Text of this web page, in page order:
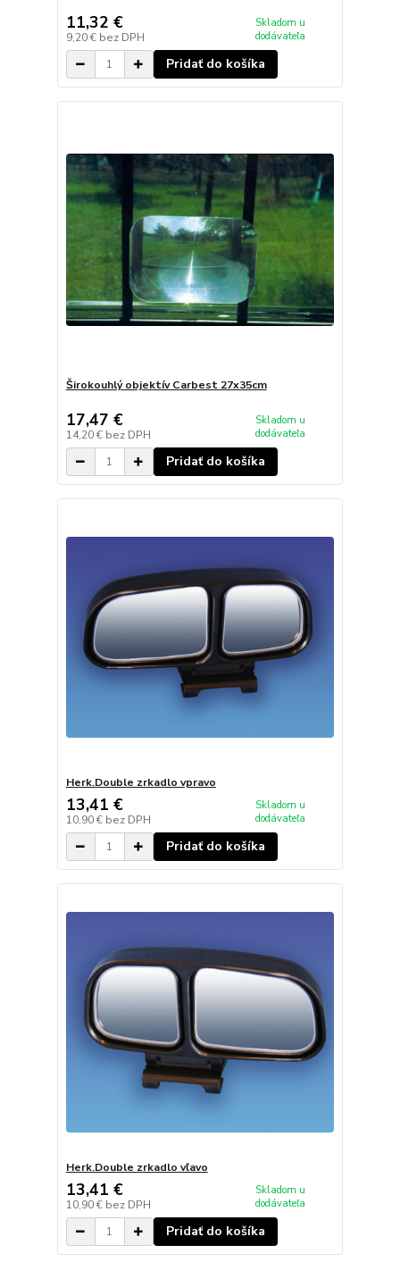
11,32 €
9,20 € bez DPH
Skladom u
dodávateľa
Pridať do košíka
Širokouhlý objektív Carbest 27x35cm
17,47 €
14,20 € bez DPH
Skladom u
dodávateľa
Pridať do košíka
Herk.Double zrkadlo vpravo
13,41 €
10,90 € bez DPH
Skladom u
dodávateľa
Pridať do košíka
Herk.Double zrkadlo vľavo
13,41 €
10,90 € bez DPH
Skladom u
dodávateľa
Pridať do košíka